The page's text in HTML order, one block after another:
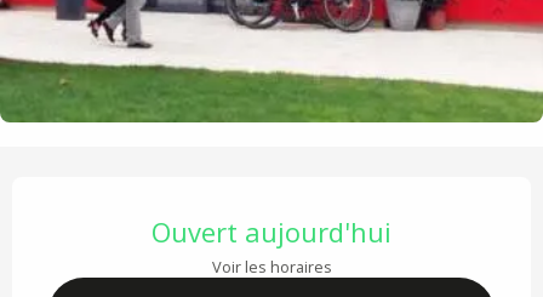
Ouvert aujourd'hui
Voir les horaires